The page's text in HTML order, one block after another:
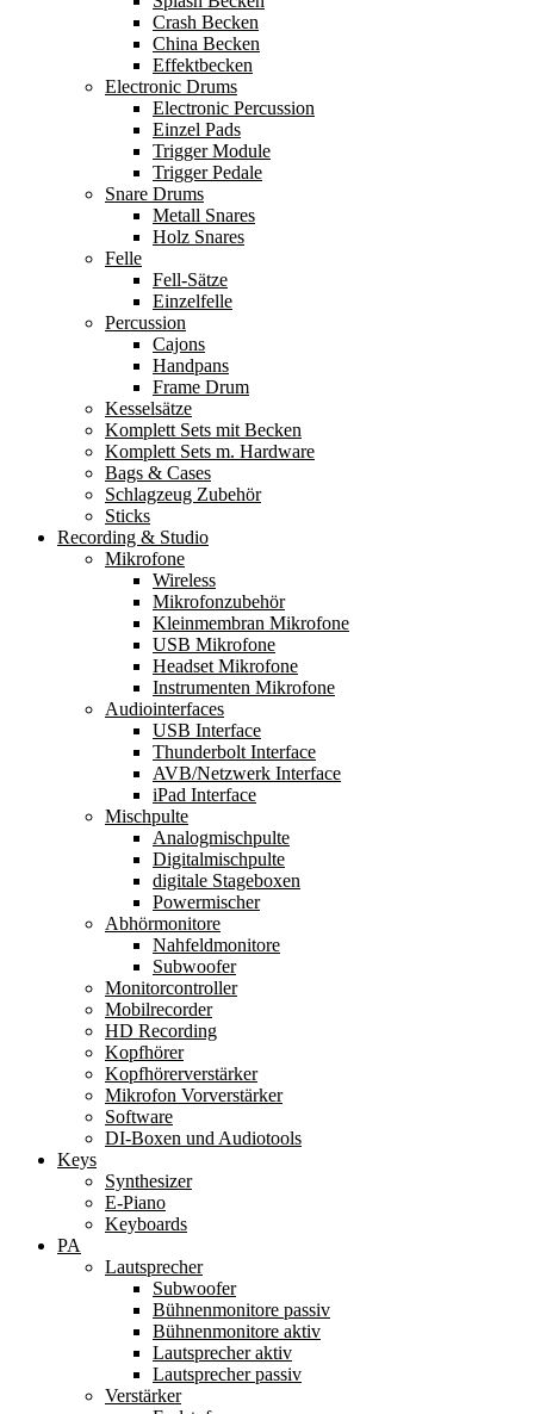
Crash Becken
China Becken
Effektbecken
Electronic Drums
Electronic Percussion
Einzel Pads
Trigger Module
Trigger Pedale
Snare Drums
Metall Snares
Holz Snares
Felle
Fell-Sätze
Einzelfelle
Percussion
Cajons
Handpans
Frame Drum
Kesselsätze
Komplett Sets mit Becken
Komplett Sets m. Hardware
Bags & Cases
Schlagzeug Zubehör
Sticks
Recording & Studio
Mikrofone
Wireless
Mikrofonzubehör
Kleinmembran Mikrofone
USB Mikrofone
Headset Mikrofone
Instrumenten Mikrofone
Audiointerfaces
USB Interface
Thunderbolt Interface
AVB/Netzwerk Interface
iPad Interface
Mischpulte
Analogmischpulte
Digitalmischpulte
digitale Stageboxen
Powermischer
Abhörmonitore
Nahfeldmonitore
Subwoofer
Monitorcontroller
Mobilrecorder
HD Recording
Kopfhörer
Kopfhörerverstärker
Mikrofon Vorverstärker
Software
DI-Boxen und Audiotools
Keys
Synthesizer
E-Piano
Keyboards
PA
Lautsprecher
Subwoofer
Bühnenmonitore passiv
Bühnenmonitore aktiv
Lautsprecher aktiv
Lautsprecher passiv
Verstärker